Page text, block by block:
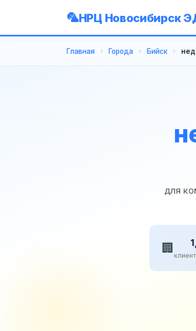
НРЦ Новосибирск
Главная Города Бийск
для
🏢